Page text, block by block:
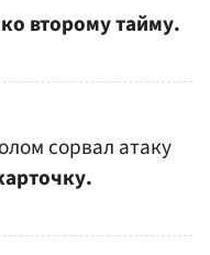
второму тайму.
сорвал атаку